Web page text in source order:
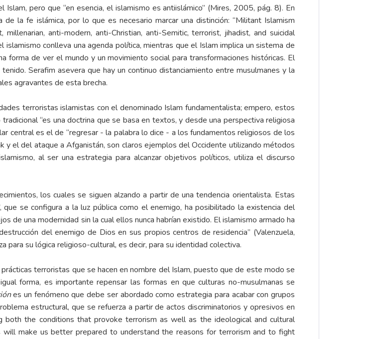
pero que “en esencia, el islamismo es antiislámico” (Mires, 2005, pág. 8). En
la fe islámica, por lo que es necesario marcar una distinción: “Militant Islamism
anti-modern, anti-Christian, anti-Semitic, terrorist, jihadist, and suicidal
conlleva una agenda política, mientras que el Islam implica un sistema de
forma de ver el mundo y un movimiento social para transformaciones históricas. El
Serafim asevera que hay un continuo distanciamiento entre musulmanes y la
agravantes de esta brecha.
terroristas islamistas con el denominado Islam fundamentalista; empero, estos
“es una doctrina que se basa en textos, y desde una perspectiva religiosa
central es el de “regresar - la palabra lo dice - a los fundamentos religiosos de los
y el del ataque a Afganistán, son claros ejemplos del Occidente utilizando métodos
al ser una estrategia para alcanzar objetivos políticos, utiliza el discurso
los cuales se siguen alzando a partir de una tendencia orientalista. Estas
que se configura a la luz pública como el enemigo, ha posibilitado la existencia del
de una modernidad sin la cual ellos nunca habrían existido. El islamismo armado ha
del enemigo de Dios en sus propios centros de residencia” (Valenzuela,
su lógica religioso-cultural, es decir, para su identidad colectiva.
terroristas que se hacen en nombre del Islam, puesto que de este modo se
forma, es importante repensar las formas en que culturas no-musulmanas se
es un fenómeno que debe ser abordado como estrategia para acabar con grupos
estructural, que se refuerza a partir de actos discriminatorios y opresivos en
both the conditions that provoke terrorism as well as the ideological and cultural
make us better prepared to understand the reasons for terrorism and to fight